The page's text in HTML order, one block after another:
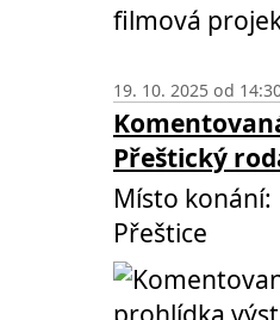
filmová
Přeštický
19. 10. 2025 od
Místo konání:
Přeštice